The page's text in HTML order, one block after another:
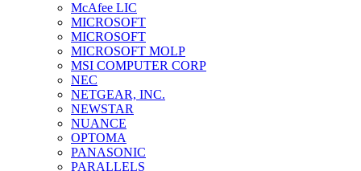
McAfee LIC
MICROSOFT
MICROSOFT
MICROSOFT MOLP
MSI COMPUTER CORP
NEC
NETGEAR, INC.
NEWSTAR
NUANCE
OPTOMA
PANASONIC
PARALLELS